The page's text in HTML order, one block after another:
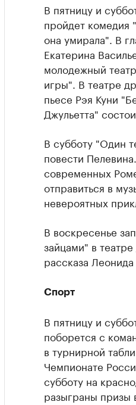
В пятницу и
пройдет комедия
она умирала". В
Екатерина
молодежный
игры". В театре
пьесе Рэя Куни
Джульетта"
В субботу "Один
повести
современных
отправиться в
невероятных
В воскресенье
зайцами" в
рассказа
Спорт
В пятницу и
поборется с
в турнирной
Чемпионате
субботу на
разыграны призы